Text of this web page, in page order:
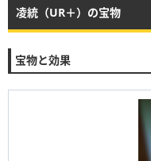
凌統（UR＋）の宝物
宝物と効果